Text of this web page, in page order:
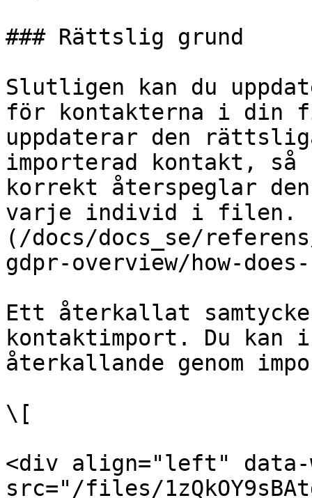
### Rättslig grund
Slutligen kan du
för kontakterna i din
uppdaterar den
importerad kontakt,
korrekt återspeglar
varje individ i filen.
(/docs/docs_se/
gdpr-overview/how-
Ett återkallat
kontaktimport. Du
återkallande genom
\[
<div align="left" data-
src="/files/